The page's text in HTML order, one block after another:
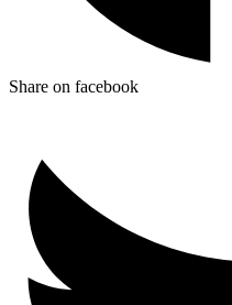
Share on facebook